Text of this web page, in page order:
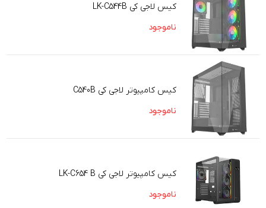
کیس لاجی کی LK-C544B
ناموجود
کیس کامپیوتر لاجی کی C540B
ناموجود
کیس کامپیوتر لاجی کی LK-C654 B
ناموجود